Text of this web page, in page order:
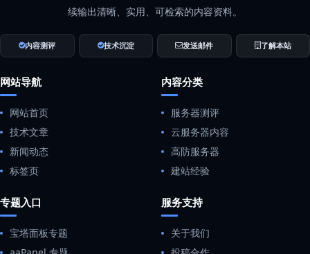
续输出清晰、实用、可检索的内容资料。
内容测评 技术沉淀 发送邮件 了解本站
网站导航
网站首页
技术文章
新闻动态
标签页
内容分类
服务器测评
云服务器内容
高防服务器
建站经验
专题入口
宝塔面板专题
服务支持
关于我们